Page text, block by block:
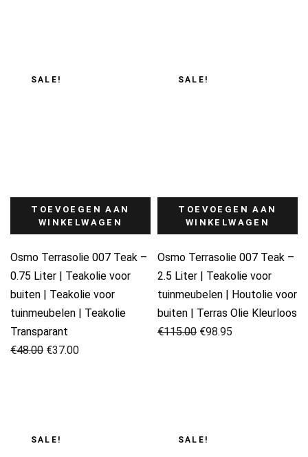
SALE!
TOEVOEGEN AAN
WINKELWAGEN
Osmo Terrasolie 007 Teak –
0.75 Liter | Teakolie voor
buiten | Teakolie voor
tuinmeubelen | Teakolie
Transparant
€48.00
Oorspronkelijke
€37.00
Huidige
SALE!
TOEVOEGEN AAN
WINKELWAGEN
Osmo Terrasolie 007 Teak –
2.5 Liter | Teakolie voor
tuinmeubelen | Houtolie voor
buiten | Terras Olie Kleurloos
€115.00
Oorspronkelijke
€98.95
Huidige
SALE! SALE!